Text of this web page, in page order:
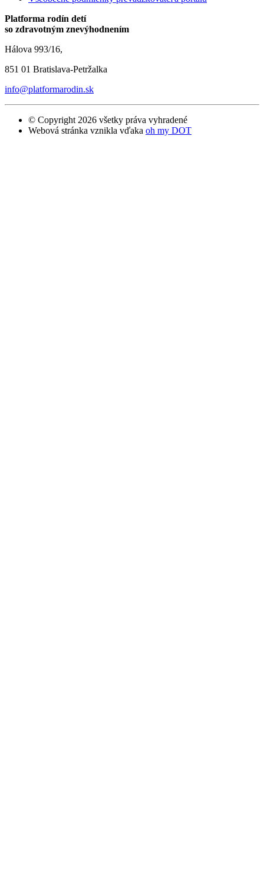
Platforma rodín detí
so zdravotným znevýhodnením
Hálova 993/16,
851 01 Bratislava-Petržalka
info@platformarodin.sk
© Copyright 2026 všetky práva vyhradené
Webová stránka vznikla vďaka oh my DOT